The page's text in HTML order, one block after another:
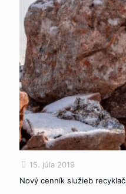
15. júla 2019
Nový cenník služieb